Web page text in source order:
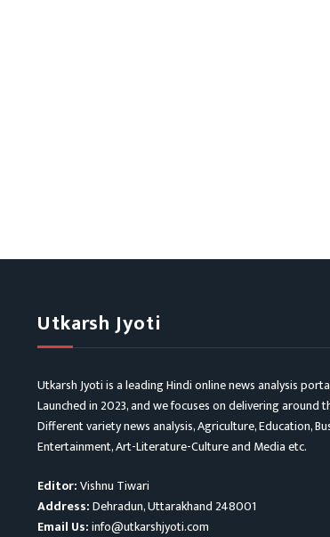
Utkarsh Jyoti
Utkarsh Jyoti is a leading Hindi online news analysis
Launched in 2023, and we focuses on delivering around
Different variety news analysis, Agriculture, Education,
Entertainment, Art-Literature-Culture and Media etc.
Editor:Vishnu Tiwari
Address:Dehradun, Uttarakhand 248001
Email Us:info@utkarshjyoti.com